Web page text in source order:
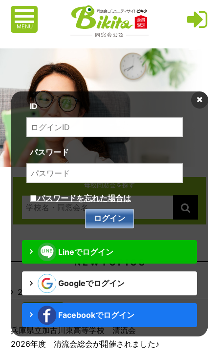
MENU
ID
パスワード
■パスワードを忘れた場合は
Lineでログイン
Googleでログイン
Facebookでログイン
母校同窓会を探す
N E W T O P I C S
2026.08.07
お知らせ
兵庫県立加古川東高等学校 清流会
2026年度 清流会総会が開催されました♪